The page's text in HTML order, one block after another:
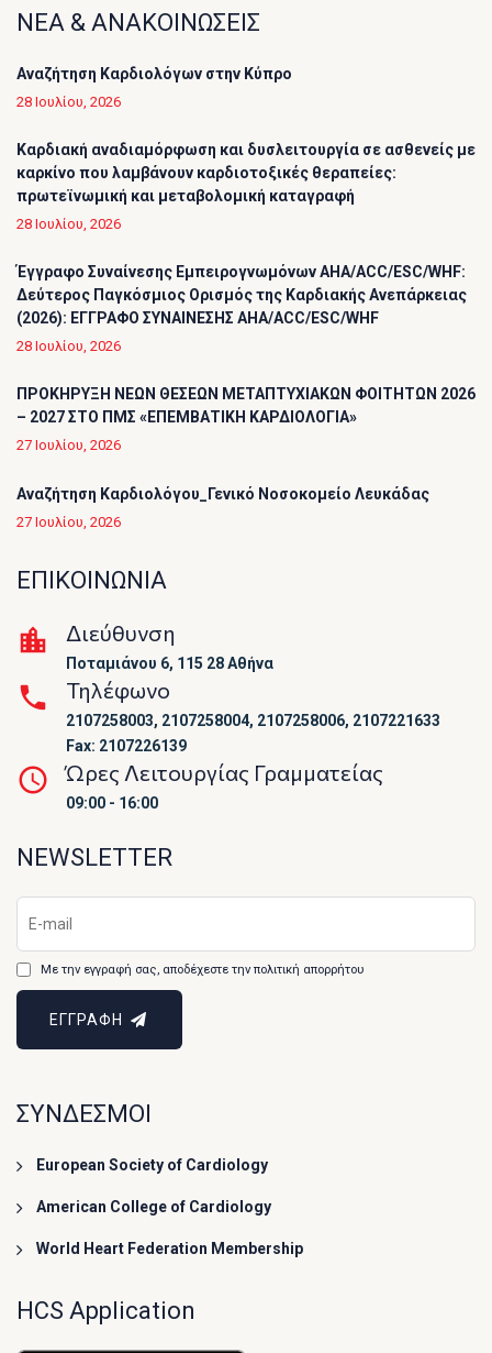
ΝΕΑ & ΑΝΑΚΟΙΝΩΣΕΙΣ
Αναζήτηση Καρδιολόγων στην Κύπρο
28 Ιουλίου, 2026
Καρδιακή αναδιαμόρφωση και δυσλειτουργία σε ασθενείς με
καρκίνο που λαμβάνουν καρδιοτοξικές θεραπείες:
πρωτεϊνωμική και μεταβολομική καταγραφή
28 Ιουλίου, 2026
Έγγραφο Συναίνεσης Εμπειρογνωμόνων AHA/ACC/ESC/WHF:
Δεύτερος Παγκόσμιος Ορισμός της Καρδιακής Ανεπάρκειας
(2026): ΕΓΓΡΑΦΟ ΣΥΝΑΙΝΕΣΗΣ AHA/ACC/ESC/WHF
28 Ιουλίου, 2026
ΠΡΟΚΗΡΥΞΗ ΝΕΩΝ ΘΕΣΕΩΝ ΜΕΤΑΠΤΥΧΙΑΚΩΝ ΦΟΙΤΗΤΩΝ 2026
– 2027 ΣΤΟ ΠΜΣ «ΕΠΕΜΒΑΤΙΚΗ ΚΑΡΔΙΟΛΟΓΙΑ»
27 Ιουλίου, 2026
Αναζήτηση Καρδιολόγου_Γενικό Νοσοκομείο Λευκάδας
27 Ιουλίου, 2026
ΕΠΙΚΟΙΝΩΝΙΑ
Διεύθυνση
Ποταμιάνου 6, 115 28 Αθήνα
Τηλέφωνο
2107258003, 2107258004, 2107258006, 2107221633
Fax: 2107226139
Ώρες Λειτουργίας Γραμματείας
09:00 - 16:00
NEWSLETTER
Με την εγγραφή σας, αποδέχεστε την πολιτική απορρήτου
ΕΓΓΡΑΦΗ
ΣΥΝΔΕΣΜΟΙ
European Society of Cardiology
American College of Cardiology
World Heart Federation Membership
HCS Application